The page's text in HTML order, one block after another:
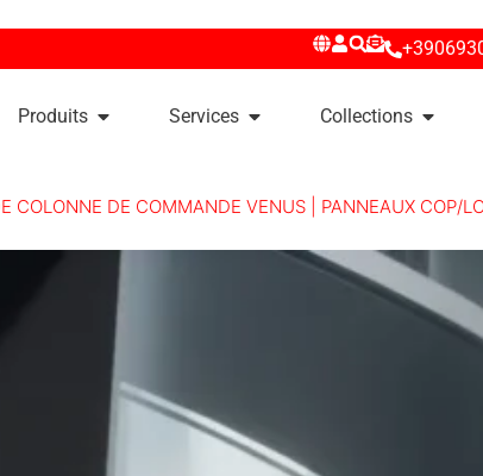
Produits Services Collections
COLONNE DE COMMANDE VENUS | PANNEAUX COP/